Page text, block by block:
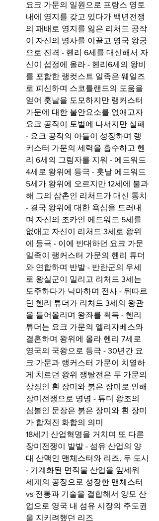
요크 가문의 일원으로 프랑스 영토
내에 영지를 갖고 있다가 백년전쟁
의 패배로 영지를 잃은 리처드 공작
이 자신의 병사를 이끌고 영국 왕궁
으로 진격 - 헨리 6세를 대신해서 자
신이 섭정에 올라 - 헨리6세의 왕비
를 포함한 랭컷스트 일족은 웨일즈
로 피신하며 스코틀랜드의 도움을
얻어 훗날을 도모하지만 랭커스터
가문에 대한 불안요소를 없애고자
요크 공작이 토벌에 나서지만 실패
- 요크 공작의 아들이 성장하며 랭
커스터 가문의 세력을 흡수하고 헨
리 6세의 그림자를 지워 - 에드워드
4세로 왕위에 등극 - 훗날 에드워드
5세가 왕위에 오르지만 12세에 불과
해 그의 삼촌인 리처드가 대신 통치
- 결국 왕위에 대한 욕심을 드러내
며 자신의 조카인 에드워드 5세를
없애고 자신이 리처드 3세로 왕위
에 등극 - 이에 반대하던 요크 가문
일족이 랭커스터 가문의 헨리 튜더
와 연합하며 반발 - 반란군의 우세
로 왕실군이 밀리고 리처드 3세는
도주하다가 낙마하며 전사 - 뒤따르
던 헨리 튜더가 리처드 3세의 왕관
을 들어올리며 왕좌를 획득 - 헨리
튜더는 요크 가문의 엘리자베스와
결혼하며 왕위에 올라 헨리 7세로
영국의 국왕으로 등극 - 30년간 요
크 가문과 랭커스터 가문이 치열하
게 치르던 왕위 쟁탈전은 두 가문의
상징인 흰 장미와 붉은 장미로 인해
장미전쟁으로 명명 - 튜더 왕조의
심볼인 문장은 붉은 장미와 흰 장미
가 합쳐진 화합의 의미
18세기 산업혁명을 거치며 또 다른
장미전쟁이 발발 - 섬유 산업의 양
대 산맥인 맨체스터와 리즈, 두 도시
- 기계화된 면직물 산업을 앞세워
세계의 공장으로 성장한 맨체스터
vs 전통과 기술을 결합해서 양모 산
업으로 영국 내 섬유 시장의 주도권
을 지키려했던 리즈